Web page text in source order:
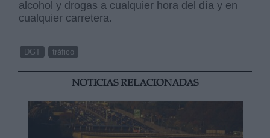
alcohol y drogas a cualquier hora del día y en
cualquier carretera.
DGT tráfico
NOTICIAS RELACIONADAS